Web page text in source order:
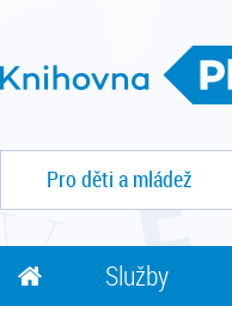
Pro děti a mládež
Služby